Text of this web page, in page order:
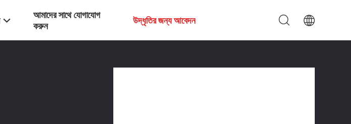
আমাদের সাথে যোগাযোগ
করুন
উদ্ধৃতির জন্য আবেদন